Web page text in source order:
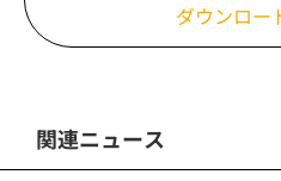
ダウンロー
関連ニュース